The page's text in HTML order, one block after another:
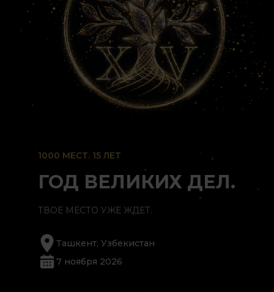
1000 МЕСТ. 15 ЛЕТ
ГОД ВЕЛИКИХ ДЕЛ.
ТВОЕ МЕСТО УЖЕ ЖДЕТ.
Ташкент, Узбекистан
7 ноября 2026